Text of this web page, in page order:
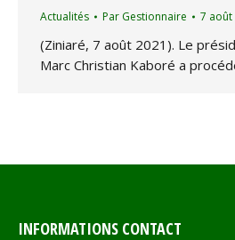
Actualités Par Gestionnaire 7 août
(Ziniaré, 7 août 2021). Le
Marc Christian Kaboré a
INFORMATIONS CONTACT